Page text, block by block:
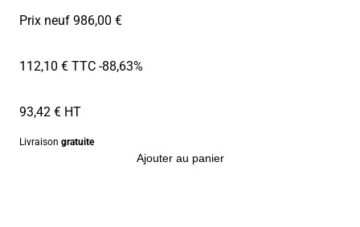
Prix neuf 986,00 €
112,10 € TTC-88,63%
93,42 € HT
Livraison gratuite
Ajouter au panier